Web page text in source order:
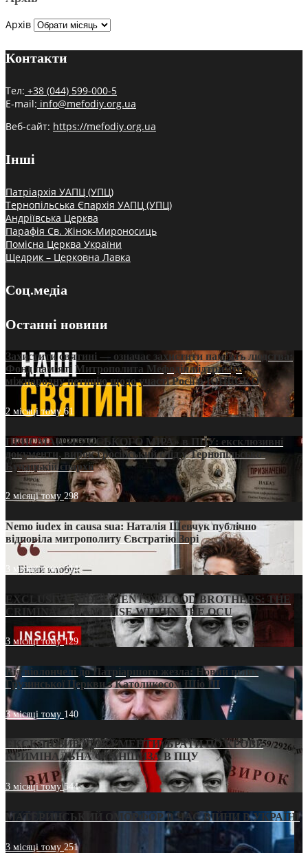
Архів
Контакти
Тел: +38 (044) 599-000-5
E-mail: info@mefodiy.org.ua
Веб-сайт: https://mefodiy.org.ua
Інші
Патріархія УАПЦ (УПЦ)
Тернопільська Єпархія УАПЦ (УПЦ)
Андріївська Церква
Парафія Св. Жінок-Мироносиць
Помісна Церква України
Щедрик – Церковна Лавка
Соц.медіа
Останні новини
Захистити святині — означає захистити пам’ять людства:
Фонд пам’яті Митрополита Мефодія підтримує
міжнародну петицію щодо участі Росії в ЮНЕСКО
2 місяці тому61
ПРИСМАК «РУССЬКОГО МІРА» в ПЦУ: ексклюзивні
документи, вирок і російський слід у Тернопільсько-
Бучацькій єпархії
2 місяці тому 298
Nemo iudex in causa sua: Наталія Шевчук публічно
відповіла митрополиту Євстратію Зорі
3 місяці тому214
EXCLUSIVE (DOCUMENTS)/BLOOD BROTHERS: THE
CRIMINAL FRANCHISE WITHIN THE OCU
3 місяці тому129
Від віолончелі до Патріаршого жезла: Новий шлях
Грузинської Церкви з Католикосом Шіо III
3 місяці тому 140
ЕКСКЛЮЗИВ (ДОКУМЕНТИ)/БРАТИ ПО КРОВІ:
КРИМІНАЛЬНА ФРАНШИЗА В ПЦУ
3 місяці тому544
МАТЕРИНСЬКИЙ ОМОРФОР В ЧАС ВІЙНИ В УКРАЇНІ
3 місяці тому251